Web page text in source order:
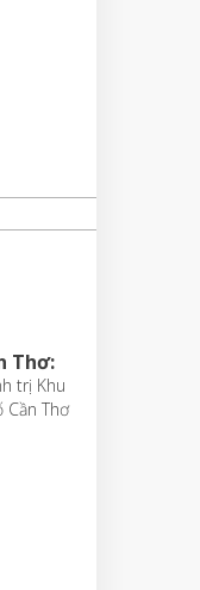
Thơ:
trị Khu
Cần Thơ